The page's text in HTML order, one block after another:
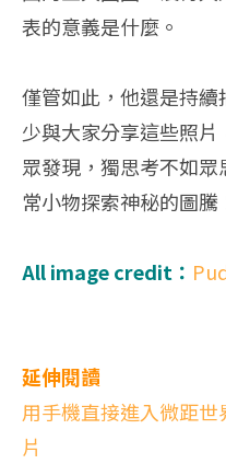
表的意義是什麼。
僅管如此，他還是持
少與大家分享這些照
眾發現，獨思考不如
常小物探索神秘的圖騰
All image credit：
延伸閱讀
用手機直接進入微距
片